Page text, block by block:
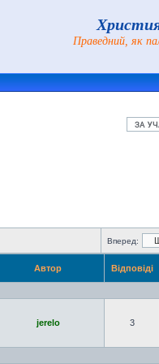
Праведний, як
Вперед:
Автор Відповіді
jerelo 3